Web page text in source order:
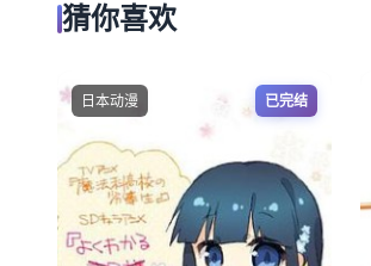
猜你喜欢
日本动漫 已完结